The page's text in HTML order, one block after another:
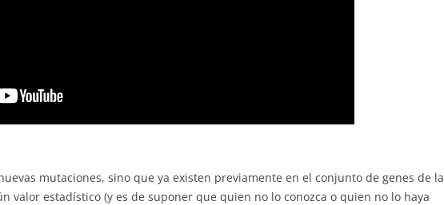
mutaciones, sino que ya existen previamente en el conjunto de genes de la
valor estadístico (y es de suponer que quien no lo conozca o quien no lo haya